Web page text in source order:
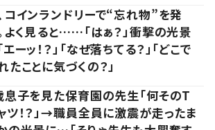
コインランドリーで“忘れ物”を発
よく見ると……「はぁ？」衝撃の光景
エーッ！？」「なぜ落ちてる？」「どこで
たことに気づくの？」
息子を見た保育園の先生「何そのT
ツ！？」→職員全員に激震が走ったま